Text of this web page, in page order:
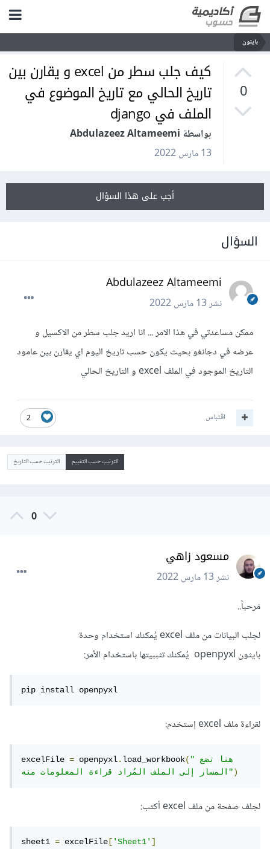
بايثون
0
كيف جلب سطر من excel و يقارن بين
تاريخ الحالي مع تاريخ الموضوع في
الملف في django
بواسطة Abdulazeez Altameemi
13 مارس 2022
أجب على هذا السؤال
السؤال
Abdulazeez Altameemi
نشر13 مارس 2022
ممكن مساعدتي في هذا الامر ... انا اريد جلب سطر من الاكسيل و
عرضه في دجانغو بحيث يكون حسب تاريخ اليوم اي يقارن بين عامود
التاريخ الموجود في الملف excel و التاريخ الحالي
2 اقتباس
الترتيب حسب التقييم الترتيب حسب التاريخ
0
مسعود زاهي
نشر13 مارس 2022
مَرحباً..
لجلب البيانات من ملف excel يُمكنك استخدام وحدة
بايثون openpyxl يُمكنك تثببيتها باستخدام الأمر:
pip install openpyxl
لقراءة ملف excel إستخدم:
excelFile = openpyxl.load_workbook("هنا تضع
المسار إلى الملف المُراد قراءة المعلومات منه")
لجلف صفحة من ملف excel أكتب:
sheet1 = excelFile ['Sheet1']